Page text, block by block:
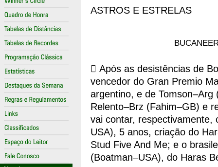
ASTROS E ESTRELAS
 Após as desistências de
vencedor do Gran Premio
argentino, e de
Relento–Brz (Fahim–GB) e
vai contar, respectivamente,
USA), 5 anos, criação do
Stud Five And Me; e o
(Boatman–USA), do Haras